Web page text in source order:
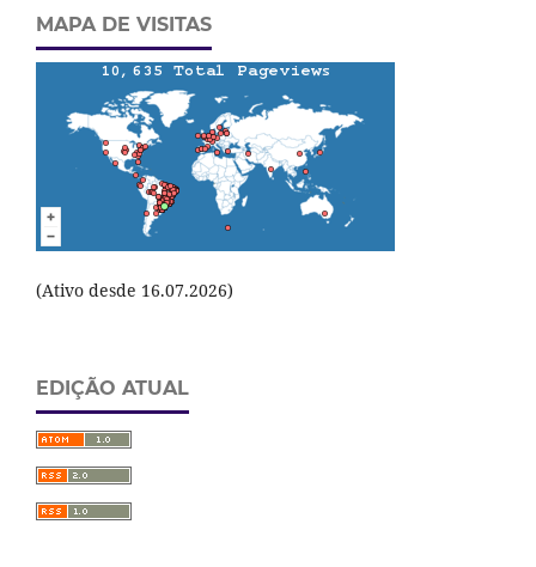
MAPA DE VISITAS
(Ativo desde 16.07.2026)
EDIÇÃO ATUAL